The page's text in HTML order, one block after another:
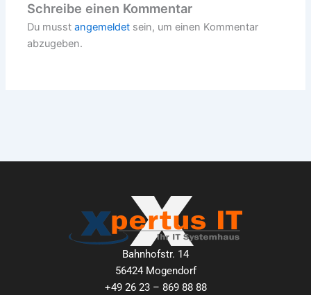
Schreibe einen Kommentar
Du musstangemeldet sein, um einen Kommentar
abzugeben.
Bahnhofstr. 14
56424 Mogendorf
+49 26 23 – 869 88 88